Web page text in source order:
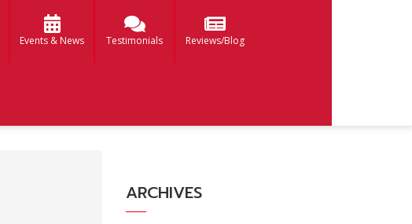
Events & News Testimonials Reviews/Blog
ARCHIVES